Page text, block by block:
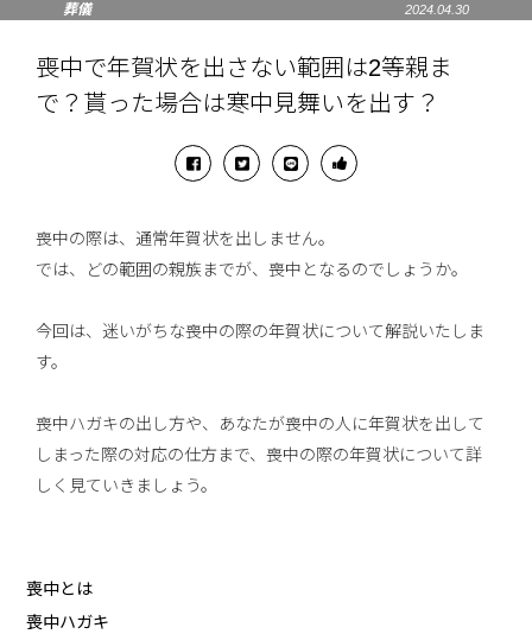
葬儀 2024.04.30
喪中で年賀状を出さない範囲は2等親ま
で？貰った場合は寒中見舞いを出す？
喪中の際は、通常年賀状を出しません。
では、どの範囲の親族までが、喪中となるのでしょうか。
今回は、迷いがちな喪中の際の年賀状について解説いたしま
す。
喪中ハガキの出し方や、あなたが喪中の人に年賀状を出して
しまった際の対応の仕方まで、喪中の際の年賀状について詳
しく見ていきましょう。
喪中とは
喪中ハガキ